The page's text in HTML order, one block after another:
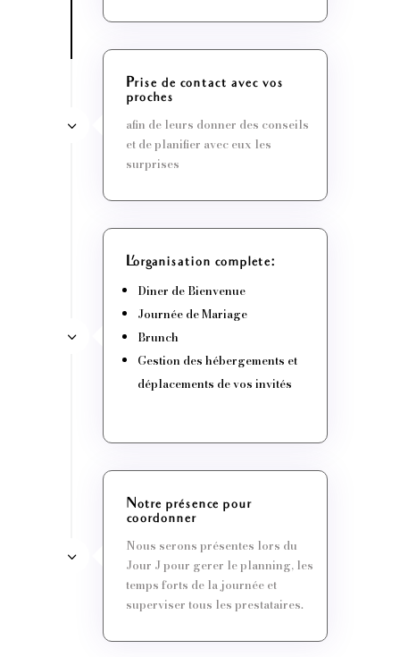
Prise de contact avec vos
proches
afin de leurs donner des conseils
et de planifier avec eux les
surprises
L'organisation complète:
Diner de Bienvenue
Journée de Mariage
Brunch
Gestion des hébergements et
déplacements de vos invités
Notre présence pour
coordonner
Nous serons présentes lors du
Jour J pour gerer le planning, les
temps forts de la journée et
superviser tous les prestataires.